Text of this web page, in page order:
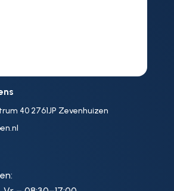
40 2761JP Zevenhuizen